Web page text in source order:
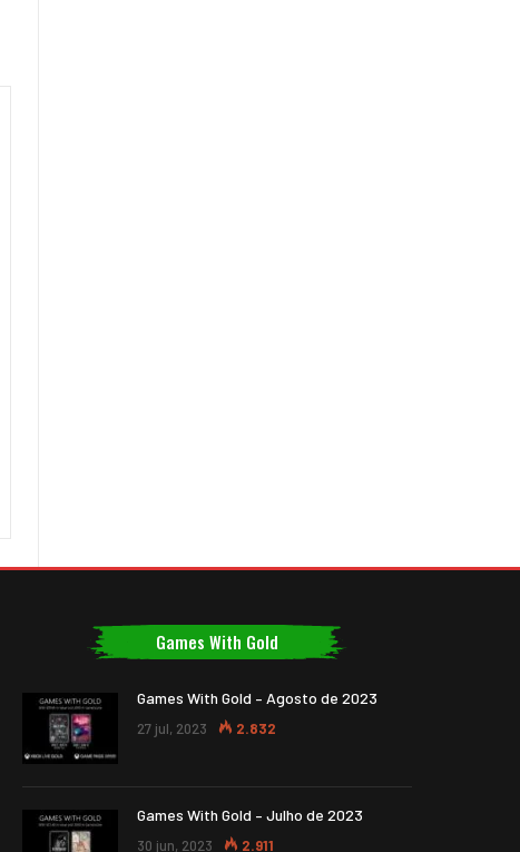
Games With Gold
Games With Gold – Agosto de 2023
27 jul, 2023 2.832
Games With Gold – Julho de 2023
30 jun, 2023 2.911